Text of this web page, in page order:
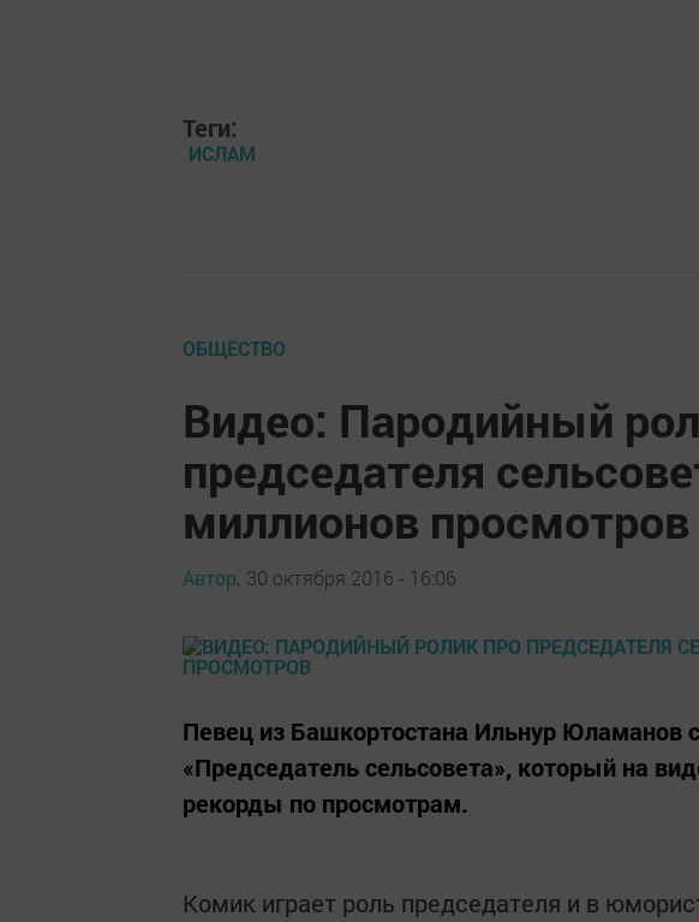
Теги:
ИСЛАМ
ОБЩЕСТВО
Видео: Пародийный
председателя
миллионов просмотров
Автор, 30 октября 2016 - 16:06
Певец из Башкортостана Ильнур Юламанов
«Председатель сельсовета», который на
рекорды по просмотрам.
Комик играет роль председателя и в